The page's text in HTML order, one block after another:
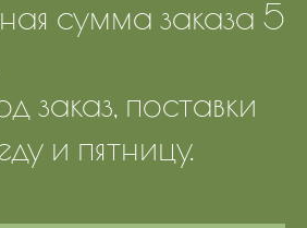
сумма заказа 5
заказ, поставки
и пятницу.